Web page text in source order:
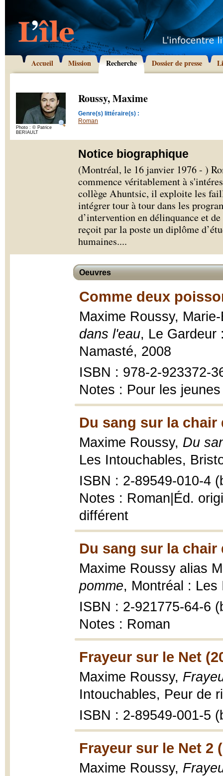
Accueil Mission Recherche Dossier de presse
Photo : © Patrice
BERIAULT
Roussy, Maxime
Genre(s) littéraire(s) :
Roman
Notice biographique
(Montréal, le 16 janvier 1976 - )
commence véritablement à
collège Ahuntsic, il exploite les
intégrer tour à tour dans les
d’intervention en délinquance et
reçoit par la poste un diplôme
humaines....
Oeuvres
Comme deux
Maxime Roussy,
dans l'eau, Le Gardeur
Namasté, 2008
ISBN : 978-2-923372-
Notes : Pour les
Du sang sur la chair
Maxime Roussy, Du
Les Intouchables,
ISBN : 2-89549-010-4
Notes : Roman|Éd.
différent
Du sang sur la chair
Maxime Roussy alias
pomme, Montréal :
ISBN : 2-921775-64-6
Notes : Roman
Frayeur sur le Net
Maxime Roussy,
Intouchables, Peur de
ISBN : 2-89549-001-5
Frayeur sur le Net 2
Maxime Roussy,